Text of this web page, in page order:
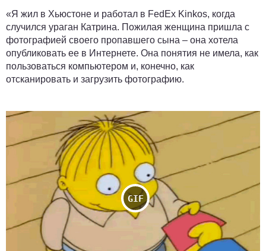
«Я жил в Хьюстоне и работал в FedEx Kinkos, когда
случился ураган Катрина. Пожилая женщина пришла с
фотографией своего пропавшего сына – она хотела
опубликовать ее в Интернете. Она понятия не имела, как
пользоваться компьютером и, конечно, как
отсканировать и загрузить фотографию.